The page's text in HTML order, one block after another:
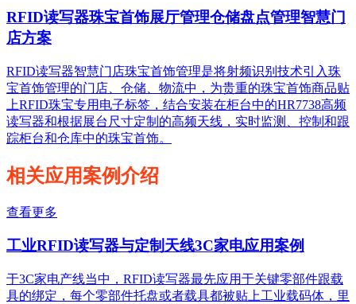
RFID读写器珠宝首饰展厅管理仓储盘点管理智慧门
店方案
RFID读写器智慧门店珠宝首饰管理是将射频识别技术引入珠
宝首饰管理的门店、仓储、物流中，为贵重的珠宝首饰商品贴
上RFID珠宝专用电子标签，结合安装在柜台中的HR7738高频
读写器和根据展台尺寸定制的高频天线，实时监测、控制和跟
踪柜台和仓库中的珠宝首饰。
相关应用案例介绍
查看更多
工业RFID读写器与定制天线3C家电应用案例
于3C家电产线当中，RFID读写器最先应用于关键零部件跟载
具的绑定，每个零部件托盘或者载具都被贴上工业载码体，里